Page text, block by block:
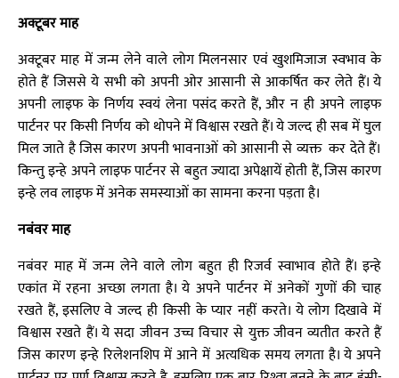
अक्टूबर माह
अक्टूबर माह में जन्म लेने वाले लोग मिलनसार एवं खुशमिजाज स्वभाव के
होते हैं जिससे ये सभी को अपनी ओर आसानी से आकर्षित कर लेते हैं। ये
अपनी लाइफ के निर्णय स्वयं लेना पसंद करते हैं, और न ही अपने लाइफ
पार्टनर पर किसी निर्णय को थोपने में विश्वास रखते हैं। ये जल्द ही सब में घुल
मिल जाते है जिस कारण अपनी भावनाओं को आसानी से व्यक्त कर देते हैं।
किन्तु इन्हे अपने लाइफ पार्टनर से बहुत ज्यादा अपेक्षायें होती हैं, जिस कारण
इन्हे लव लाइफ में अनेक समस्याओं का सामना करना पड़ता है।
नबंवर माह
नबंवर माह में जन्म लेने वाले लोग बहुत ही रिजर्व स्वाभाव होते हैं। इन्हे
एकांत में रहना अच्छा लगता है। ये अपने पार्टनर में अनेकों गुणों की चाह
रखते हैं, इसलिए वे जल्द ही किसी के प्यार नहीं करते। ये लोग दिखावे में
विश्वास रखते हैं। ये सदा जीवन उच्च विचार से युक्त जीवन व्यतीत करते हैं
जिस कारण इन्हे रिलेशनशिप में आने में अत्यधिक समय लगता है। ये अपने